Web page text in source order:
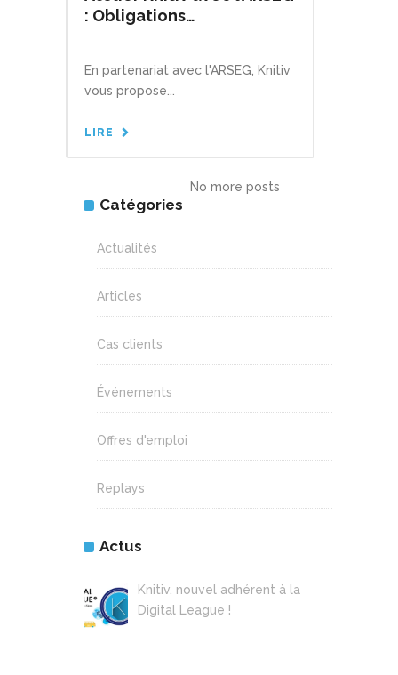
: Obligations
En partenariat avec l'ARSEG, Knitiv
vous propose...
LIRE
Catégories
Actualités
Articles
Cas clients
Événements
Offres d'emploi
Replays
Actus
Knitiv, nouvel adhérent à la
Digital League !